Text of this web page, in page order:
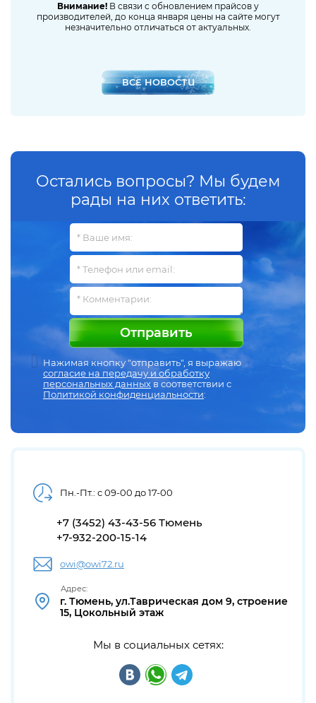
Внимание! В связи с обновлением прайсов у
производителей, до конца января цены на сайте могут
незначительно отличаться от актуальных.
ВСЕ НОВОСТИ
Остались вопросы? Мы будем
рады на них ответить:
Отправить
Нажимая кнопку "отправить", я выражаю
согласие на передачу и обработку
персональных данныхв соответствии с
Политикой конфиденциальности:
Пн.-Пт.: с 09-00 до 17-00
+7 (3452) 43-43-56 Тюмень
+7-932-200-15-14
owi@owi72.ru
Адрес:
г. Тюмень, ул.Таврическая дом 9, строение
15, Цокольный этаж
Мы в социальных сетях: